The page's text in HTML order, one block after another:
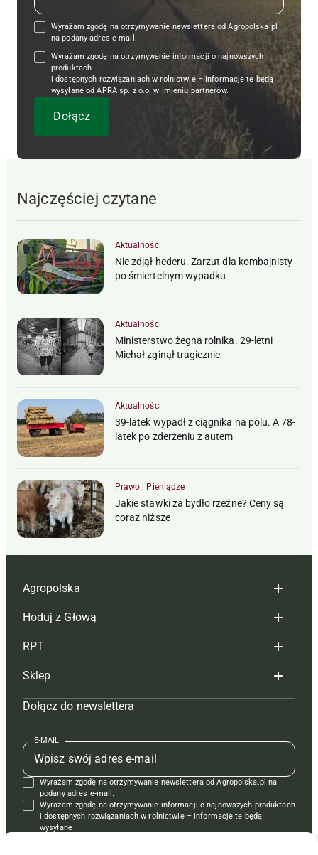
Wyrażam zgodę na otrzymywanie newslettera od Agropolska.pl
na podany adres e-mail.
Wyrażam zgodę na otrzymywanie informacji o najnowszych
produktach
i dostępnych rozwiązaniach w rolnictwie – informacje te będą
wysyłane od APRA sp. z o.o. w imieniu partnerów.
Najczęściej czytane
Aktualności
Nie zdjął hederu. Zarzut dla kombajnisty
po śmiertelnym wypadku
Aktualności
Ministerstwo żegna rolnika. 29-letni
Michał zginął tragicznie
Aktualności
39-latek wypadł z ciągnika na polu. A 78-
latek po zderzeniu z autem
Prawo i Pieniądze
Jakie stawki za bydło rzeźne? Ceny są
coraz niższe
Agropolska
Redakcja
Reklama
Tagi
Mapa serwisu
Kontakt
Regulamin
Polityka prywatności
Hoduj z Głową
Hoduj z głową bydło
Hoduj z głową świnie
Prenumerata
Redakcja
Kontakt
Reklama
RPT
Redakcja
Prenumerata
Reklama
Kontakt
Krzyżówki
Sklep
Czasopisma i prenumerata
Książki
Regulamin
Dołącz do newslettera
E-MAIL
Wyrażam zgodę na otrzymywanie newslettera od Agropolska.pl na
podany adres e-mail.
Wyrażam zgodę na otrzymywanie informacji o najnowszych produktach
i dostępnych rozwiązaniach w rolnictwie – informacje te będą
wysyłane